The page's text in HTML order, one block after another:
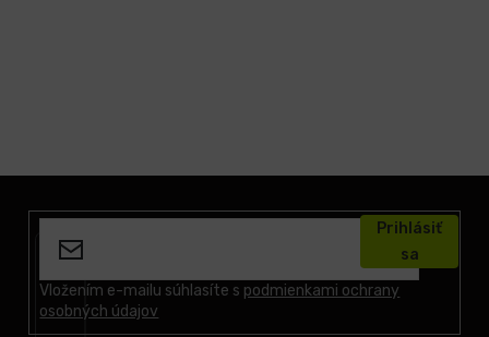
Vložením e-mailu súhlasíte s podmienkami ochrany
osobných údajov
Prihlásiť
sa